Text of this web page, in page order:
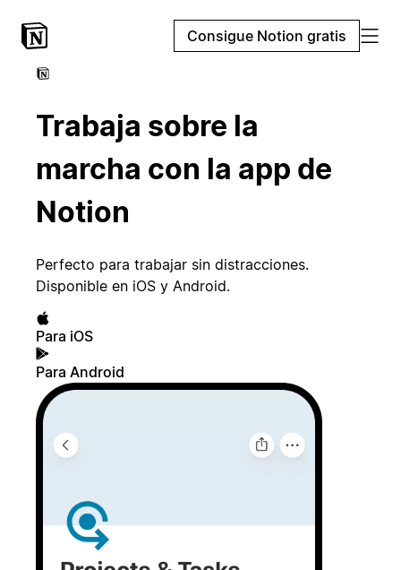
Consigue Notion gratis
Trabaja sobre la
marcha con la app de
Notion
Perfecto para trabajar sin distracciones.
Disponible en iOS y Android.
Para iOS
Para Android